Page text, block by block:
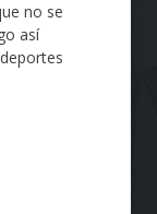
no se
así